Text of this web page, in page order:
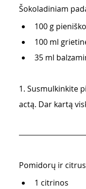
Šokoladiniam
100 g
100 ml
35 ml
1. Susmulkinkite
actą. Dar kartą
Pomidorų ir
1 citrinos